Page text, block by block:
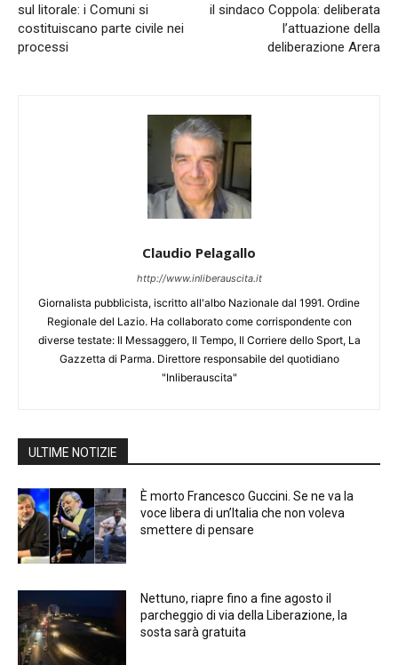
sul litorale: i Comuni si
costituiscano parte civile nei
processi
il sindaco Coppola: deliberata
l’attuazione della
deliberazione Arera
Claudio Pelagallo
http://www.inliberauscita.it
Giornalista pubblicista, iscritto all'albo Nazionale dal 1991. Ordine
Regionale del Lazio. Ha collaborato come corrispondente con
diverse testate: Il Messaggero, Il Tempo, Il Corriere dello Sport, La
Gazzetta di Parma. Direttore responsabile del quotidiano
"Inliberauscita"
ULTIME NOTIZIE
È morto Francesco Guccini. Se ne va la
voce libera di un’Italia che non voleva
smettere di pensare
Nettuno, riapre fino a fine agosto il
parcheggio di via della Liberazione, la
sosta sarà gratuita